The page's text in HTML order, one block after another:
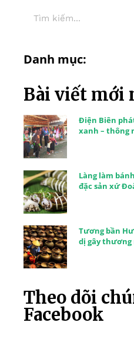
Danh mục:
Bài viết mới
Điện Biên
xanh – thông
Làng làm
đặc sản xứ
Tương bần
dị gây thương
Theo dõi
Facebook